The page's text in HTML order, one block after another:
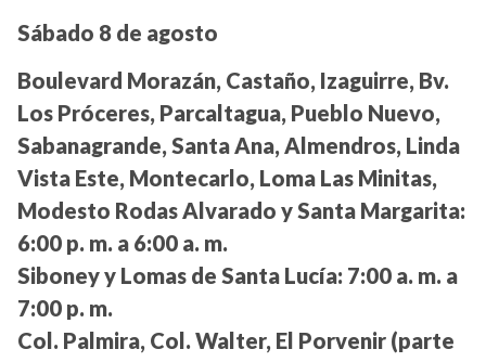
Sábado 8 de agosto
Boulevard Morazán, Castaño, Izaguirre, Bv.
Los Próceres, Parcaltagua, Pueblo Nuevo,
Sabanagrande, Santa Ana, Almendros, Linda
Vista Este, Montecarlo, Loma Las Minitas,
Modesto Rodas Alvarado y Santa Margarita:
6:00 p. m. a 6:00 a. m.
Siboney y Lomas de Santa Lucía: 7:00 a. m. a
7:00 p. m.
Col. Palmira, Col. Walter, El Porvenir (parte